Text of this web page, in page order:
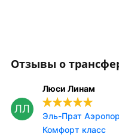
Отзывы о
ЛЛ
Люси Линам
Эль-Прат
Комфорт класс